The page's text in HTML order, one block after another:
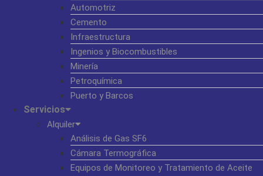
Automotriz
Cemento
Infraestructura
Ingenios y Biocombustibles
Minería
Petroquímica
Puerto y Barcos
Servicios
Alquiler
Análisis de Gas SF6
Cámara Termográfica
Equipos de Monitoreo y Tratamiento de Aceite